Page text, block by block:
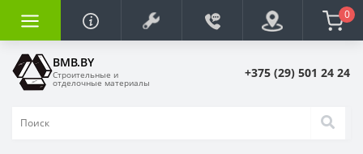
0
BMB.BY
Строительные и
отделочные материалы
+375 (29) 501 24 24